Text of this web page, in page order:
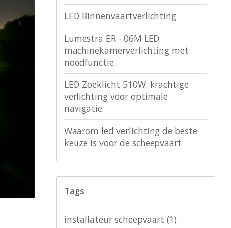
LED Binnenvaartverlichting
Lumestra ER - 06M LED
machinekamerverlichting met
noodfunctie
LED Zoeklicht 510W: krachtige
verlichting voor optimale
navigatie
Waarom led verlichting de beste
keuze is voor de scheepvaart
Tags
installateur scheepvaart (1)